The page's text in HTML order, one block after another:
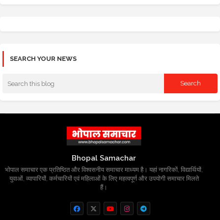
SEARCH YOUR NEWS
Bhopal Samachar
भोपाल समाचार एक प्रतिष्ठित और विश्वसनीय समाचार माध्यम है। यहां नागरिकों, विद्यार्थियों,
युवाओं, व्यापारियों, कर्मचारियों एवं महिलाओं के लिए महत्वपूर्ण और उपयोगी समाचार मिलते
हैं।